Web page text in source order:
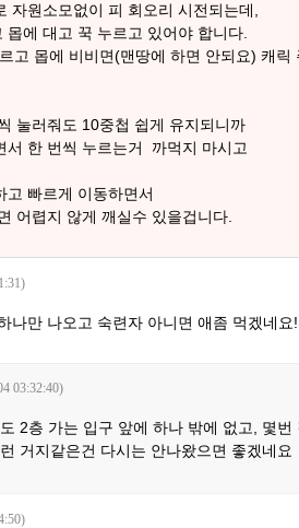
자원소모없이 피 회오리 시전되는데,
에 대고 꾹 누르고 있어야 합니다.
고 몹에 비비면(맨땅에 하면 안되요) 캐릭
눌러줘도 10중첩 쉽게 유지되니까
서 한 번씩 누르는거 까먹지 마시고
빠르게 이동하면서
어렵지 않게 깨실수 있을겁니다.
나만 나오고 숙련자 아니면 애좀 먹겠네요!
03:32:40)
2층 가는 입구 앞에 하나 밖에 없고, 몇
거지같은건 다시는 안나왔으면 좋겠네요